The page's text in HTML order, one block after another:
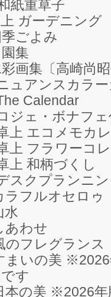
紙重草子
ガーデニング
ごよみ
集
画集〔高崎尚
ュアンスカラ
Calendar
ジェ・ボナフェ
上 エコメモカ
上 フラワーコ
上 和柄づくし
スクプランニ
ラフルオセロゥ
水
あわせ
のフレグランス
まいの美
す
本の美 ※2026